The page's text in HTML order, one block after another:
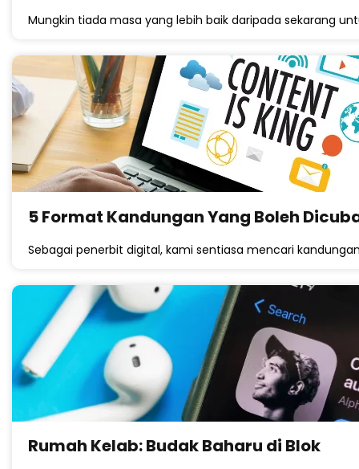
Mungkin tiada masa yang lebih baik daripada sekarang
5 Format Kandungan Yang Boleh
Sebagai penerbit digital, kami sentiasa mencari
Rumah Kelab: Budak Baharu di Blok